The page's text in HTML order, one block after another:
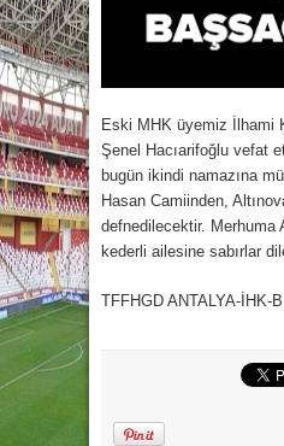
Eski MHK üyemiz İlhami
Şenel Hacıarifoğlu vefat
bugün ikindi namazına
Hasan Camiinden,
defnedilecektir. Merhuma
kederli ailesine sabırlar
TFFHGD ANTALYA-İHK-